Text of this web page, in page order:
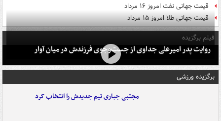
قیمت جهانی نفت امروز ۱۶ مرداد
قیمت جهانی طلا امروز ۱۵ مرداد
فیلم برگزیده
روایت پدر امیرعلی جداوی از جست‌وجوی فرزندش در میان آوار
برگزیده ورزشی
مجتبی جباری تیم جدیدش را انتخاب کرد